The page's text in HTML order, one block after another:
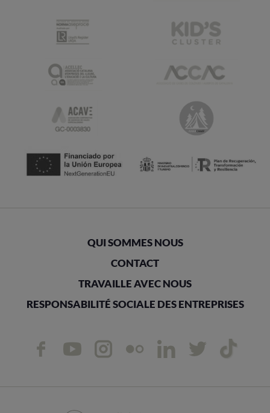
QUI SOMMES NOUS
CONTACT
TRAVAILLE AVEC NOUS
RESPONSABILITÉ SOCIALE DES ENTREPRISES